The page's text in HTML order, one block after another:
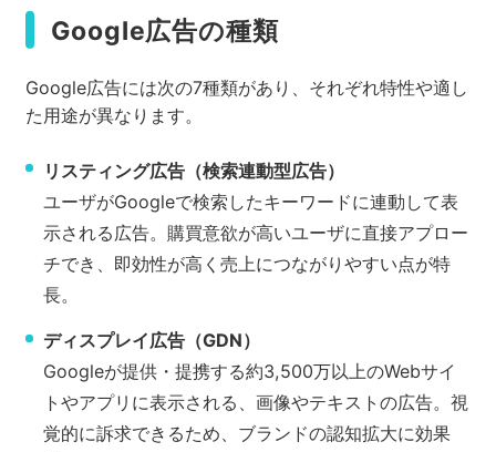
Google広告の種類
Google広告には次の7種類があり、それぞれ特性や適し
た用途が異なります。
リスティング広告（検索連動型広告）
ユーザがGoogleで検索したキーワードに連動して表
示される広告。購買意欲が高いユーザに直接アプロー
チでき、即効性が高く売上につながりやすい点が特
長。
ディスプレイ広告（GDN）
Googleが提供・提携する約3,500万以上のWebサイ
トやアプリに表示される、画像やテキストの広告。視
覚的に訴求できるため、ブランドの認知拡大に効果